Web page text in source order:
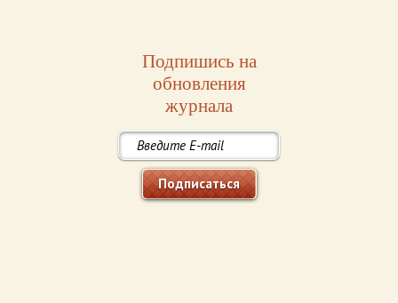
Подпишись на
обновления
журнала
Подписаться